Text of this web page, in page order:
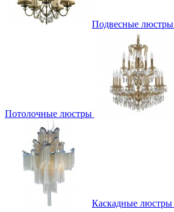
Подвесные люстры
Потолочные люстры
Каскадные люстры